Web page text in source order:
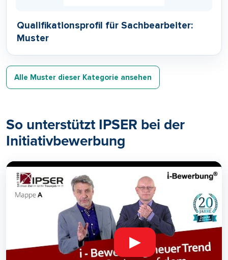
Qualifikationsprofil für Sachbearbeiter:
Muster
Alle Muster dieser Kategorie ansehen
So unterstützt IPSER bei der
Initiativbewerbung
▶